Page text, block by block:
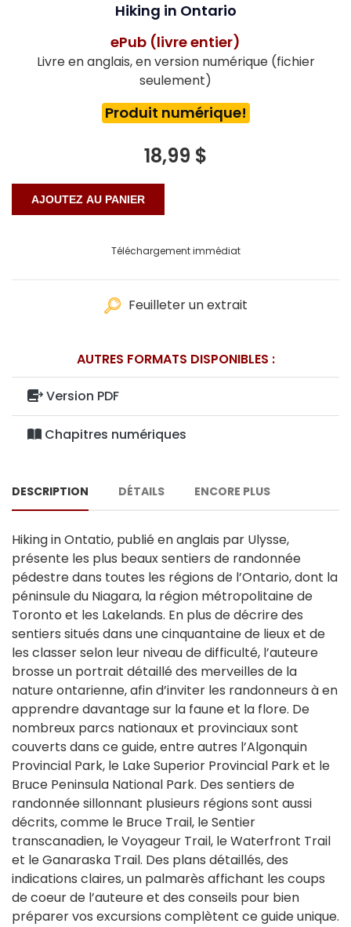
Hiking in Ontario
ePub (livre entier)
Livre en anglais, en version numérique (fichier
seulement)
Produit numérique!
18,99 $
Téléchargement immédiat
Feuilleter un extrait
AUTRES FORMATS DISPONIBLES :
Version PDF
Chapitres numériques
DESCRIPTION DÉTAILS ENCORE PLUS
Hiking in Ontatio, publié en anglais par Ulysse,
présente les plus beaux sentiers de randonnée
pédestre dans toutes les régions de l’Ontario, dont la
péninsule du Niagara, la région métropolitaine de
Toronto et les Lakelands. En plus de décrire des
sentiers situés dans une cinquantaine de lieux et de
les classer selon leur niveau de difficulté, l’auteure
brosse un portrait détaillé des merveilles de la
nature ontarienne, afin d’inviter les randonneurs à en
apprendre davantage sur la faune et la flore. De
nombreux parcs nationaux et provinciaux sont
couverts dans ce guide, entre autres l’Algonquin
Provincial Park, le Lake Superior Provincial Park et le
Bruce Peninsula National Park. Des sentiers de
randonnée sillonnant plusieurs régions sont aussi
décrits, comme le Bruce Trail, le Sentier
transcanadien, le Voyageur Trail, le Waterfront Trail
et le Ganaraska Trail. Des plans détaillés, des
indications claires, un palmarès affichant les coups
de coeur de l’auteure et des conseils pour bien
préparer vos excursions complètent ce guide unique.